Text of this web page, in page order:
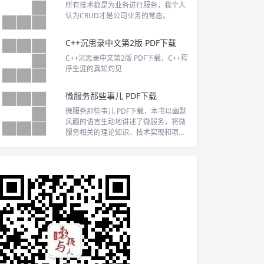
所有技术都是为业务进行服务，我个人
认为CRUD才是公司业务的常态。
C++沉思录中文第2版 PDF下载
C++沉思录中文第2版 PDF下载，C++程
序生涯的真知灼见
微服务那些事儿 PDF下载
微服务那些事儿 PDF下载，本书以幽默
风趣的语言生动地讲述了微服务，将微
服务相关的理论知识、技术实现和项目